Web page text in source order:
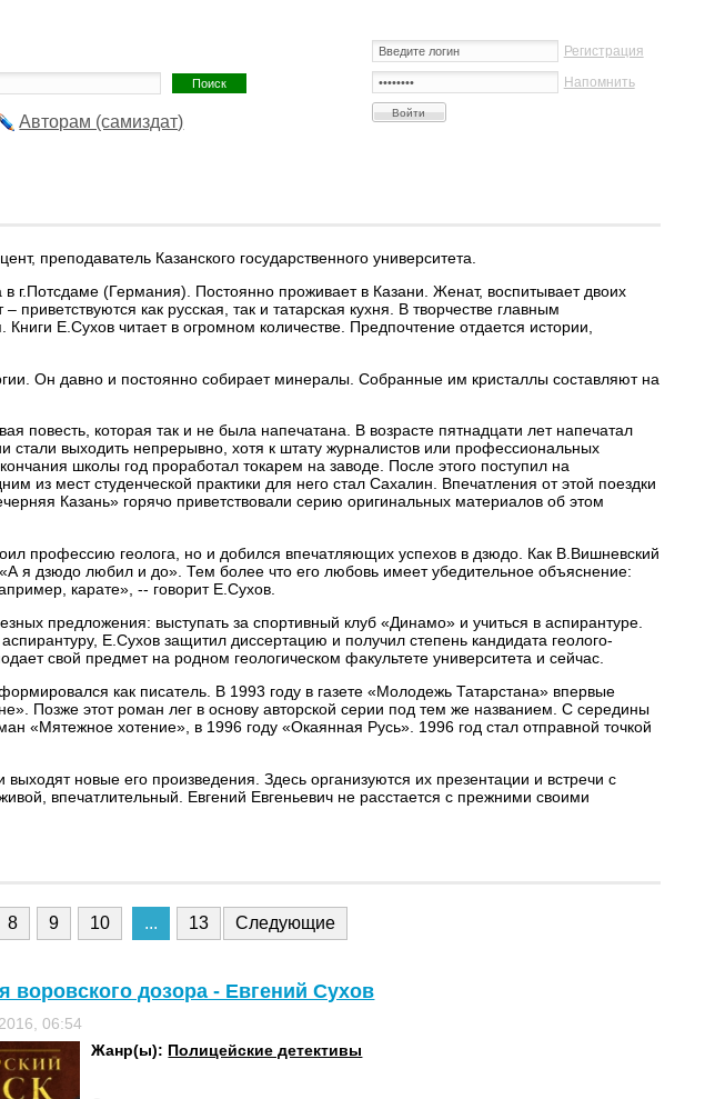
Регистрация
Напомнить
Авторам (самиздат)
преподаватель Казанского государственного университета.
г.Потсдаме (Германия). Постоянно проживает в Казани. Женат, воспитывает двоих
как русская, так и татарская кухня. В творчестве главным
Е.Сухов читает в огромном количестве. Предпочтение отдается истории,
Он давно и постоянно собирает минералы. Собранные им кристаллы составляют на
повесть, которая так и не была напечатана. В возрасте пятнадцати лет напечатал
стали выходить непрерывно, хотя к штату журналистов или профессиональных
школы год проработал токарем на заводе. После этого поступил на
из мест студенческой практики для него стал Сахалин. Впечатления от этой поездки
Казань» горячо приветствовали серию оригинальных материалов об этом
профессию геолога, но и добился впечатляющих успехов в дзюдо. Как В.Вишневский
я дзюдо любил и до». Тем более что его любовь имеет убедительное объяснение:
карате», -- говорит Е.Сухов.
предложения: выступать за спортивный клуб «Динамо» и учиться в аспирантуре.
Е.Сухов защитил диссертацию и получил степень кандидата геолого-
свой предмет на родном геологическом факультете университета и сейчас.
как писатель. В 1993 году в газете «Молодежь Татарстана» впервые
Позже этот роман лег в основу авторской серии под тем же названием. С середины
«Мятежное хотение», в 1996 году «Окаянная Русь». 1996 год стал отправной точкой
новые его произведения. Здесь организуются их презентации и встречи с
впечатлительный. Евгений Евгеньевич не расстается с прежними своими
8 9 10 ... 13 Следующие
воровского дозора - Евгений Сухов
06:54
Жанр(ы): Полицейские детективы